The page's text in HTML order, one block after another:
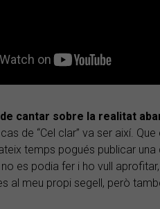
cantar sobre la realitat
de “Cel clar” va ser així.
temps pogués publicar
es podia fer i ho vull
al meu propi segell, però